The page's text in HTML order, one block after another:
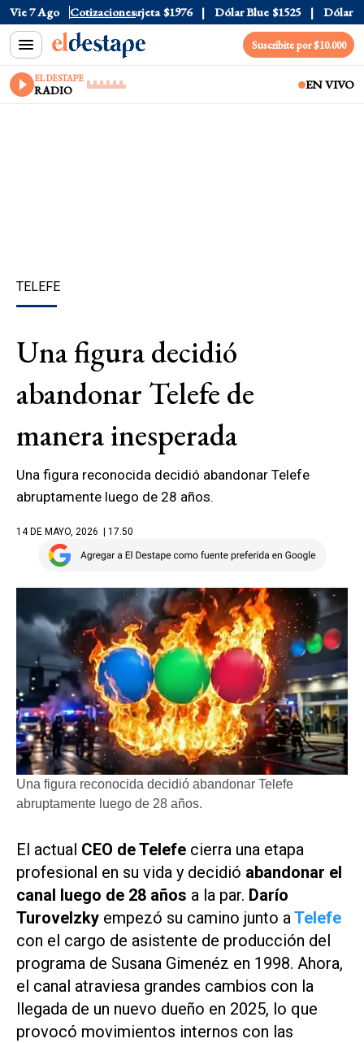
Vie 7 Ago Cotizaciones
$1520 Dólar Tarjeta $1976 Dólar Blue $1525 Dólar CCL
Suscribite por $10.000
EL DESTAPE
RADIO EN VIVO
TELEFE
Una figura decidió
abandonar Telefe de
manera inesperada
Una figura reconocida decidió abandonar Telefe
abruptamente luego de 28 años.
14 DE MAYO, 2026 | 17.50
Una figura reconocida decidió abandonar Telefe
abruptamente luego de 28 años.
El actual CEO de Telefe cierra una etapa
profesional en su vida y decidió abandonar el
canal luego de 28 años a la par. Darío
Turovelzky empezó su camino junto a Telefe
con el cargo de asistente de producción del
programa de Susana Gimenéz en 1998. Ahora,
el canal atraviesa grandes cambios con la
llegada de un nuevo dueño en 2025, lo que
provocó movimientos internos con las